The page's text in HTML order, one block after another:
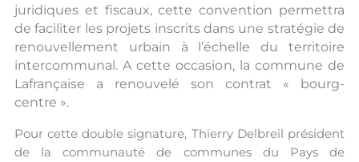
juridiques et fiscaux, cette convention permettra
de faciliter les projets inscrits dans une stratégie de
renouvellement urbain à l’échelle du territoire
intercommunal. A cette occasion, la commune de
Lafrançaise a renouvelé son contrat « bourg-
centre ».
Pour cette double signature, Thierry Delbreil président
de la communauté de communes du Pays de